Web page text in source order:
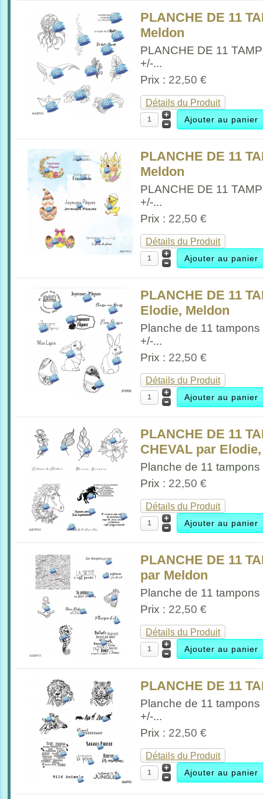
PLANCHE DE 11
Meldon
PLANCHE DE 11
+/-...
Prix : 22,50 €
Détails du Produit
PLANCHE DE 11
Meldon
PLANCHE DE 11
+/-...
Prix : 22,50 €
Détails du Produit
PLANCHE DE 11
Elodie, Meldon
Planche de 11
+/-...
Prix : 22,50 €
Détails du Produit
PLANCHE DE 11
CHEVAL par
Planche de 11 tampons
Prix : 22,50 €
Détails du Produit
PLANCHE DE 11
par Meldon
Planche de 11
Prix : 22,50 €
Détails du Produit
PLANCHE DE 11
Planche de 11 tampons
+/-...
Prix : 22,50 €
Détails du Produit